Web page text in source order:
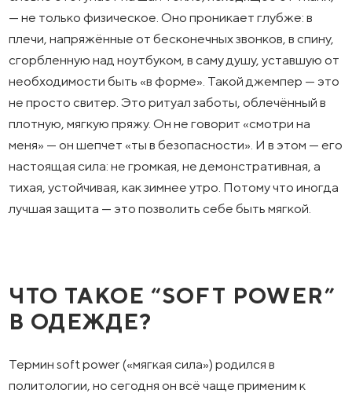
— не только физическое. Оно проникает глубже: в
плечи, напряжённые от бесконечных звонков, в спину,
сгорбленную над ноутбуком, в саму душу, уставшую от
необходимости быть «в форме». Такой джемпер — это
не просто свитер. Это ритуал заботы, облечённый в
плотную, мягкую пряжу. Он не говорит «смотри на
меня» — он шепчет «ты в безопасности». И в этом — его
настоящая сила: не громкая, не демонстративная, а
тихая, устойчивая, как зимнее утро. Потому что иногда
лучшая защита — это позволить себе быть мягкой.
ЧТО ТАКОЕ “SOFT POWER”
В ОДЕЖДЕ?
Термин soft power («мягкая сила») родился в
политологии, но сегодня он всё чаще применим к